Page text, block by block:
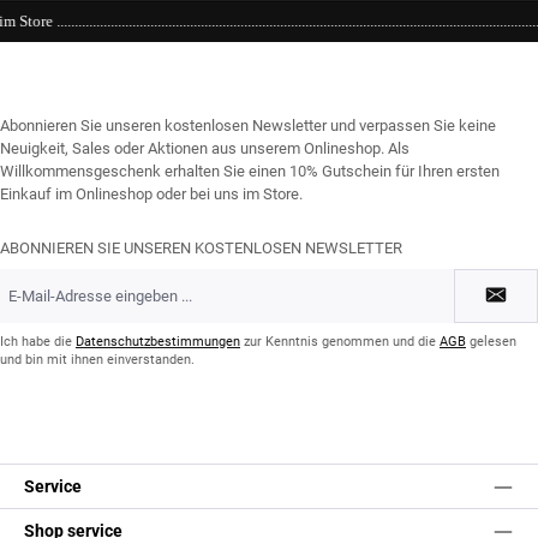
bei kühlen 21
Abonnieren Sie unseren kostenlosen Newsletter und verpassen Sie keine
Neuigkeit, Sales oder Aktionen aus unserem Onlineshop. Als
Willkommensgeschenk erhalten Sie einen 10% Gutschein für Ihren ersten
Einkauf im Onlineshop oder bei uns im Store.
ABONNIEREN SIE UNSEREN KOSTENLOSEN NEWSLETTER
Mail-
*Ich habe die Datenschutzbestimmungen zur Kenntnis genommen und die AGB gelesen
und bin mit ihnen einverstanden.
Service
Shop service